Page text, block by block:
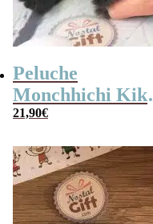
Peluche
Monchhichi Kiki
l’original (20 cm)
21,90€